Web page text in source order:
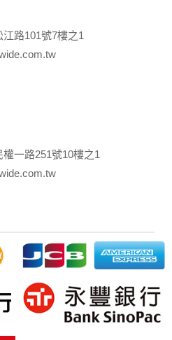
人資料，否則本網站不會也無法
意，在本網站網刊登廣告之廠
蒐集您個人的資料。對於您主動
商、或連結網站有其個別的私權
適用本網站隱私權保護政策，本
得您的同意後，傳送商業性資料
電子郵件上提供您能隨時停止接
及說明。
借您的個人識別資料。
；或我們發覺您在網站上的行為
我們無法為您查詢其他使用者的
全力配合警政單位調查並提供所
案！
路101號7樓之1
一路251號10樓之1